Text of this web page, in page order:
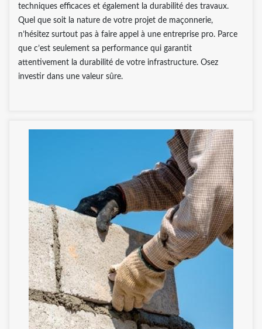
techniques efficaces et également la durabilité des travaux.
Quel que soit la nature de votre projet de maçonnerie,
n’hésitez surtout pas à faire appel à une entreprise pro. Parce
que c’est seulement sa performance qui garantit
attentivement la durabilité de votre infrastructure. Osez
investir dans une valeur sûre.